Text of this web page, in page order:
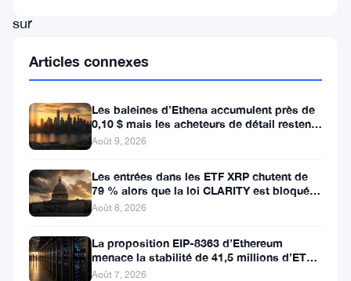
sur
point
potentiel
breakout.
Avec
des
niveaux
support
Articles connexes
Les baleines d’Ethena accumulent près de
0,10 $ mais les acheteurs de détail restent
à l’écart
Août 9, 2026
Les entrées dans les ETF XRP chutent de
79 % alors que la loi CLARITY est bloquée
avant la pause du Sénat
Août 8, 2026
La proposition EIP-8363 d’Ethereum
menace la stabilité de 41,5 millions d’ETH
stakés et de la DeFi
Août 7, 2026